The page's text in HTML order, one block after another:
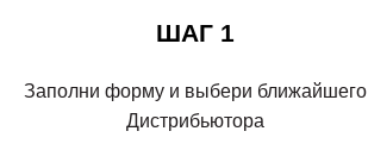
ШАГ 1
Заполни форму и выбери ближайшего
Дистрибьютора